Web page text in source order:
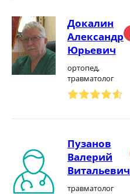
Докалин
Александр
Юрьевич
ортопед,
травматолог
Пузанов
Валерий
Витальевич
травматолог